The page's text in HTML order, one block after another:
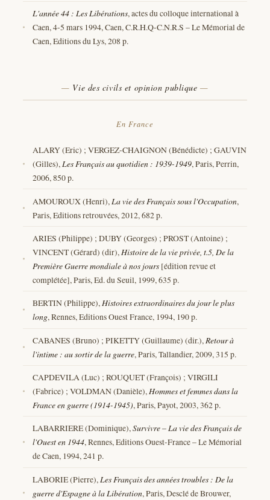
L'année 44 : Les Libérations, actes du colloque international à
Caen, 4-5 mars 1994, Caen, C.R.H.Q-C.N.R.S – Le Mémorial de
Caen, Editions du Lys, 208 p.
Vie des civils et opinion publique
En France
ALARY (Eric) ; VERGEZ-CHAIGNON (Bénédicte) ; GAUVIN
(Gilles),Les Français au quotidien : 1939-1949, Paris, Perrin,
2006, 850 p.
AMOUROUX (Henri), La vie des Français sous l'Occupation,
Paris, Editions retrouvées, 2012, 682 p.
ARIES (Philippe) ; DUBY (Georges) ; PROST (Antoine) ;
VINCENT (Gérard) (dir),Histoire de la vie privée, t.5, De la
Première Guerre mondiale à nos jours [édition revue et
complétée], Paris, Ed. du Seuil, 1999, 635 p.
BERTIN (Philippe),Histoires extraordinaires du jour le plus
long, Rennes, Editions Ouest France, 1994, 190 p.
CABANES (Bruno) ; PIKETTY (Guillaume) (dir.),Retour à
l'intime : au sortir de la guerre, Paris, Tallandier, 2009, 315 p.
CAPDEVILA (Luc) ; ROUQUET (François) ; VIRGILI
(Fabrice) ; VOLDMAN (Danièle),Hommes et femmes dans la
France en guerre (1914-1945), Paris, Payot, 2003, 362 p.
LABARRIERE (Dominique),Survivre – La vie des Français de
l'Ouest en 1944, Rennes, Editions Ouest-France – Le Mémorial
de Caen, 1994, 241 p.
LABORIE (Pierre),Les Français des années troubles : De la
guerre d'Espagne à la Libération, Paris, Desclé de Brouwer,